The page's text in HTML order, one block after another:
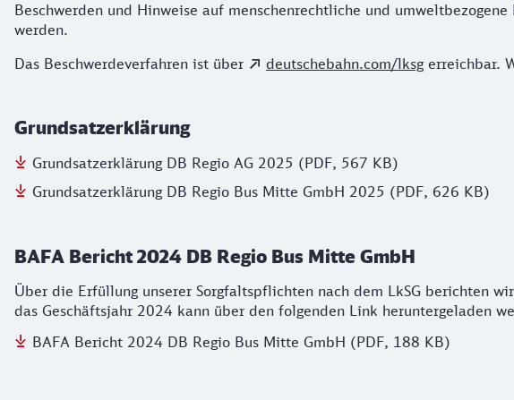
Beschwerden und Hinweise auf menschenrechtliche und
werden.
Das Beschwerdeverfahren ist über
deutschebahn.com/lksgerreichbar.
Grundsatzerklärung
Grundsatzerklärung DB Regio AG 2025 (PDF, 567 KB)
Grundsatzerklärung DB Regio Bus Mitte GmbH 2025 (PDF, 626 KB)
BAFA Bericht 2024 DB Regio Bus Mitte GmbH
Über die Erfüllung unserer Sorgfaltspflichten nach dem LkSG berichten
das Geschäftsjahr 2024 kann über den folgenden Link heruntergeladen
BAFA Bericht 2024 DB Regio Bus Mitte GmbH (PDF, 188 KB)